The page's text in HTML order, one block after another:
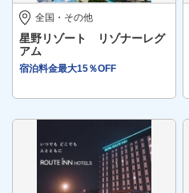
全国・その他
星野リゾート リゾナーレグ
アム
宿泊料金最大15％OFF